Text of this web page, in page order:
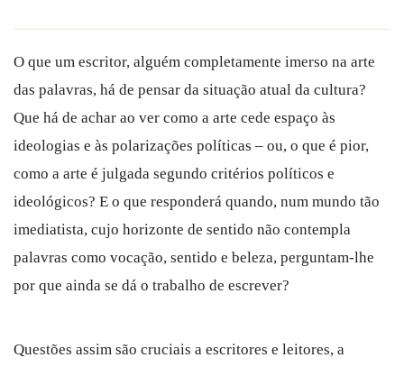
O que um escritor, alguém completamente imerso na arte
das palavras, há de pensar da situação atual da cultura?
Que há de achar ao ver como a arte cede espaço às
ideologias e às polarizações políticas – ou, o que é pior,
como a arte é julgada segundo critérios políticos e
ideológicos? E o que responderá quando, num mundo tão
imediatista, cujo horizonte de sentido não contempla
palavras como vocação, sentido e beleza, perguntam-lhe
por que ainda se dá o trabalho de escrever?
Questões assim são cruciais a escritores e leitores, a